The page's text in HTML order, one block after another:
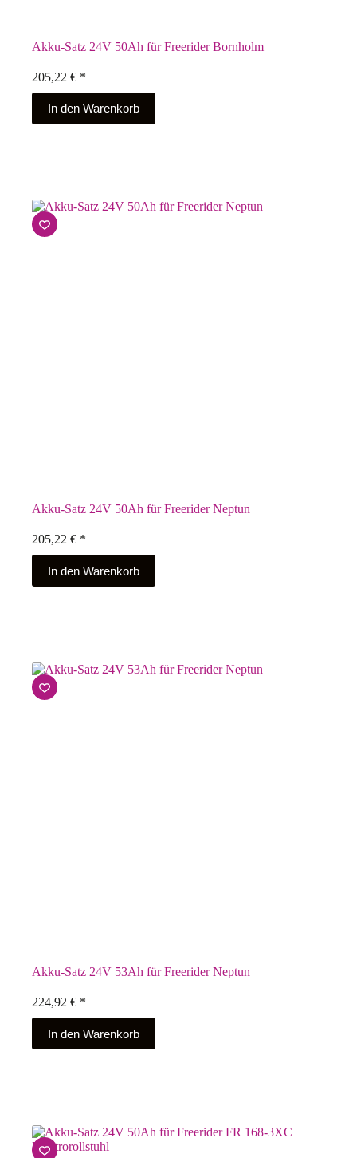
Akku-Satz 24V 50Ah für Freerider Bornholm
205,22 € *
In den Warenkorb
Akku-Satz 24V 50Ah für Freerider Neptun
205,22 € *
In den Warenkorb
Akku-Satz 24V 53Ah für Freerider Neptun
224,92 € *
In den Warenkorb